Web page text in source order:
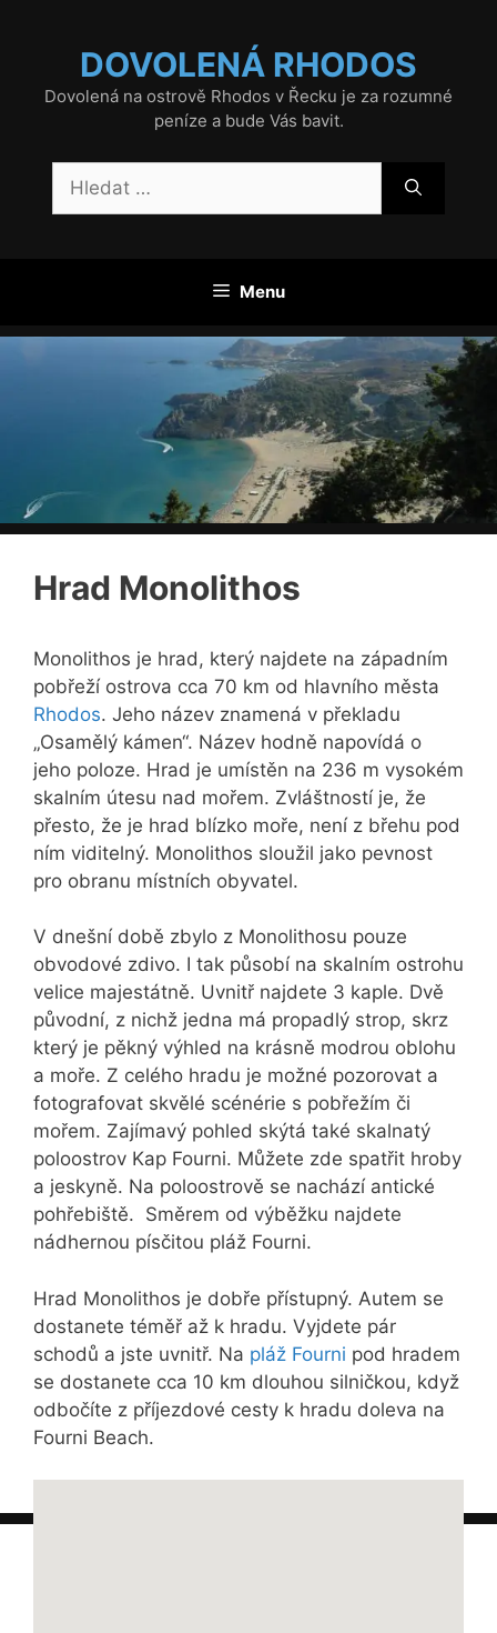
DOVOLENÁ RHODOS
Dovolená na ostrově Rhodos v Řecku je za rozumné
peníze a bude Vás bavit.
Menu
Hrad Monolithos
Monolithos je hrad, který najdete na západním
pobřeží ostrova cca 70 km od hlavního města
Rhodos. Jeho název znamená v překladu
„Osamělý kámen“. Název hodně napovídá o
jeho poloze. Hrad je umístěn na 236 m vysokém
skalním útesu nad mořem. Zvláštností je, že
přesto, že je hrad blízko moře, není z břehu pod
ním viditelný. Monolithos sloužil jako pevnost
pro obranu místních obyvatel.
V dnešní době zbylo z Monolithosu pouze
obvodové zdivo. I tak působí na skalním ostrohu
velice majestátně. Uvnitř najdete 3 kaple. Dvě
původní, z nichž jedna má propadlý strop, skrz
který je pěkný výhled na krásně modrou oblohu
a moře. Z celého hradu je možné pozorovat a
fotografovat skvělé scénérie s pobřežím či
mořem. Zajímavý pohled skýtá také skalnatý
poloostrov Kap Fourni. Můžete zde spatřit hroby
a jeskyně. Na poloostrově se nachází antické
pohřebiště. Směrem od výběžku najdete
nádhernou písčitou pláž Fourni.
Hrad Monolithos je dobře přístupný. Autem se
dostanete téměř až k hradu. Vyjdete pár
schodů a jste uvnitř. Na pláž Fourni pod hradem
se dostanete cca 10 km dlouhou silničkou, když
odbočíte z příjezdové cesty k hradu doleva na
Fourni Beach.